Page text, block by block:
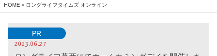
HOME > ロングライフタイムズ オンライン
PR
2023.06.27